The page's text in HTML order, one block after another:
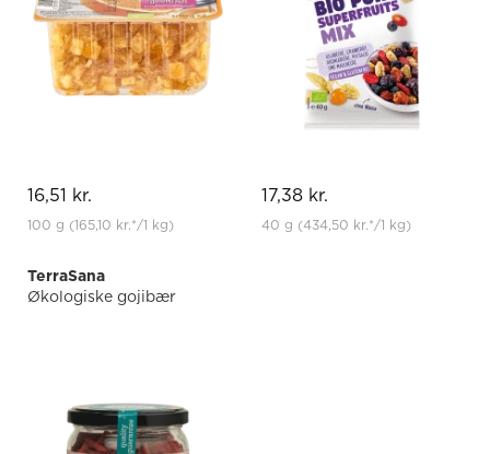
16,51 kr.
100 g (165,10 kr.*/1 kg)
17,38 kr.
40 g (434,50 kr.*/1 kg)
TerraSana
Økologiske gojibær